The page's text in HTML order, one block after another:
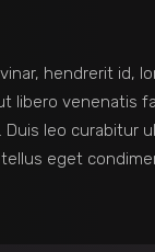
hendrerit id,
libero venenatis
leo curabitur
eget